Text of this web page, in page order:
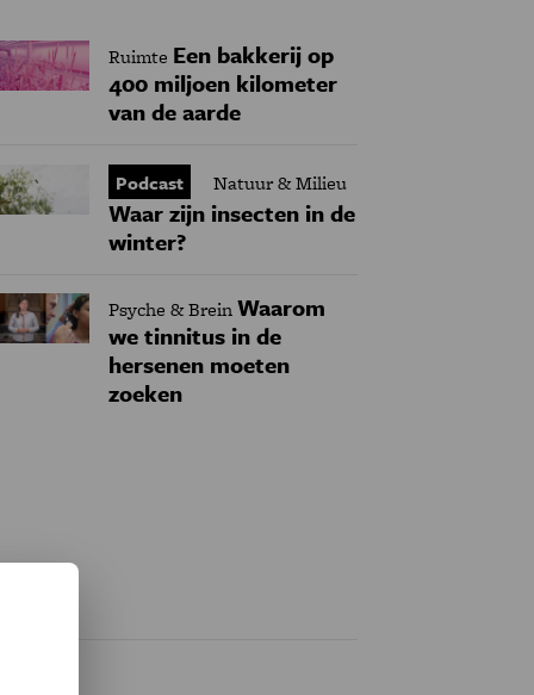
Ruimte Een bakkerij op
400 miljoen kilometer
van de aarde
Podcast Natuur & Milieu
Waar zijn insecten in de
winter?
Psyche & BreinWaarom
we tinnitus in de
hersenen moeten
zoeken